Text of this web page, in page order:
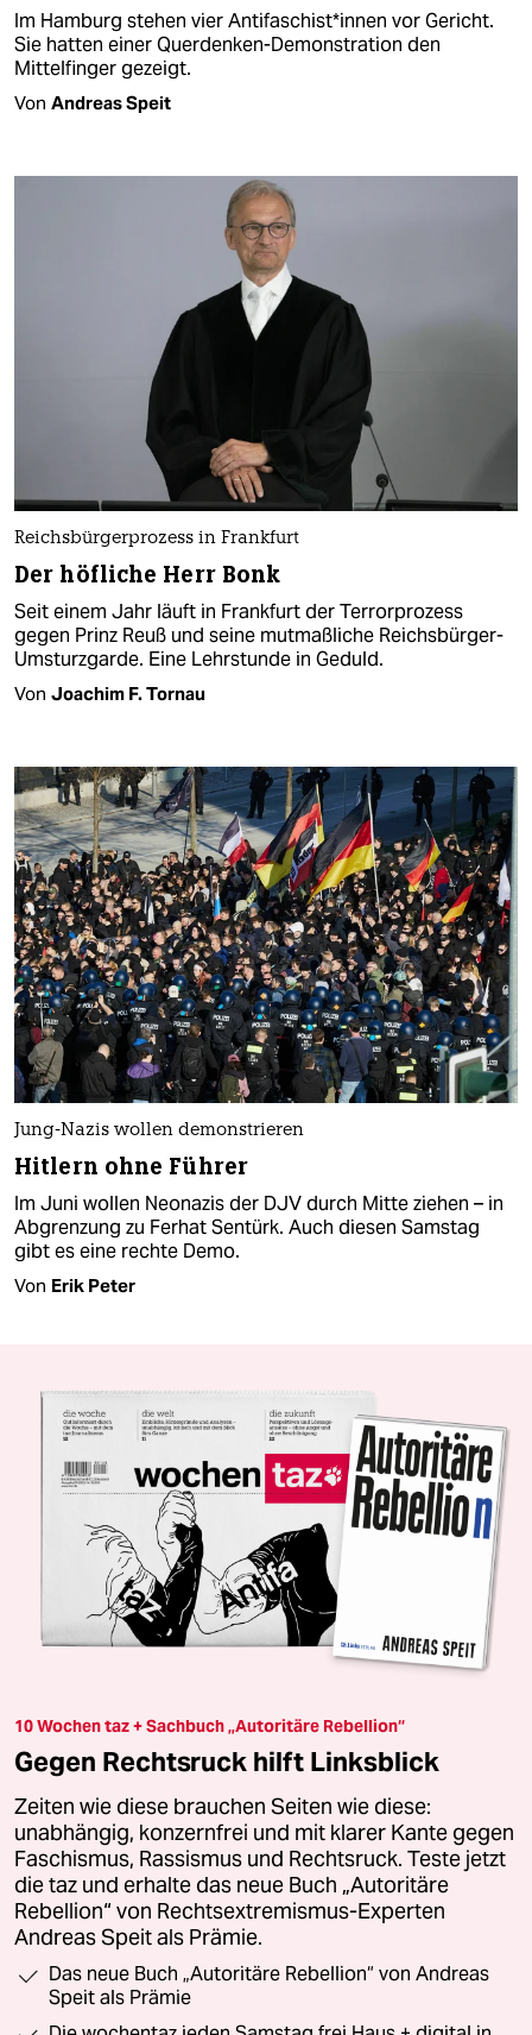
Im Hamburg stehen vier An­ti­fa­schis­t*in­nen vor Gericht.
Sie hatten einer Querdenken-Demonstration den
Mittelfinger gezeigt.
Von Andreas Speit
Reichsbürgerprozess in Frankfurt
Der höfliche Herr Bonk
Seit einem Jahr läuft in Frankfurt der Terrorprozess
gegen Prinz Reuß und seine mutmaßliche Reichsbürger-
Umsturzgarde. Eine Lehrstunde in Geduld.
Von Joachim F. Tornau
Jung-Nazis wollen demonstrieren
Hitlern ohne Führer
Im Juni wollen Neonazis der DJV durch Mitte ziehen – in
Abgrenzung zu Ferhat Sentürk. Auch diesen Samstag
gibt es eine rechte Demo.
Von Erik Peter
10 Wochen taz + Sachbuch „Autoritäre Rebellion“
Gegen Rechtsruck hilft Linksblick
Zeiten wie diese brauchen Seiten wie diese:
unabhängig, konzernfrei und mit klarer Kante gegen
Faschismus, Rassismus und Rechtsruck. Teste jetzt
die taz und erhalte das neue Buch „Autoritäre
Rebellion“ von Rechtsextremismus-Experten
Andreas Speit als Prämie.
Das neue Buch „Autoritäre Rebellion“ von Andreas
Speit als Prämie